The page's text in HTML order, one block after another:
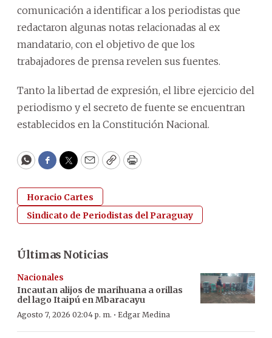
comunicación a identificar a los periodistas que
redactaron algunas notas relacionadas al ex
mandatario, con el objetivo de que los
trabajadores de prensa revelen sus fuentes.
Tanto la libertad de expresión, el libre ejercicio del
periodismo y el secreto de fuente se encuentran
establecidos en la Constitución Nacional.
WhatsApp
Facebook
Twitter
EmailCopyPrint
Horacio Cartes
Sindicato de Periodistas del Paraguay
Últimas Noticias
Nacionales
Incautan alijos de marihuana a orillas
del lago Itaipú en Mbaracayu
Agosto 7, 2026 02:04 p. m. · Edgar Medina